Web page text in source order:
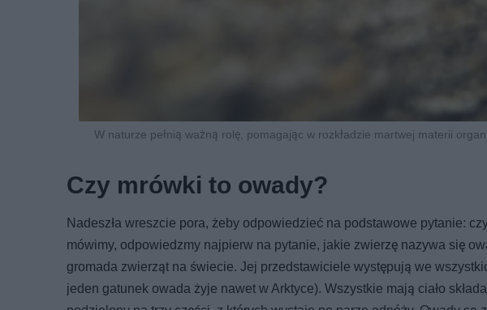
W naturze pełnią ważną rolę, pomagając w rozkładzie martwej materii
Czy mrówki to owady?
Nadeszła wreszcie pora, żeby odpowiedzieć na podstawowe pytanie:
mówimy, odpowiedzmy najpierw na pytanie, jakie zwierzę nazywa się
gromada zwierząt na świecie. Jej przedstawiciele występują we
jeden gatunek owada żyje nawet w Arktyce). Wszystkie mają ciało